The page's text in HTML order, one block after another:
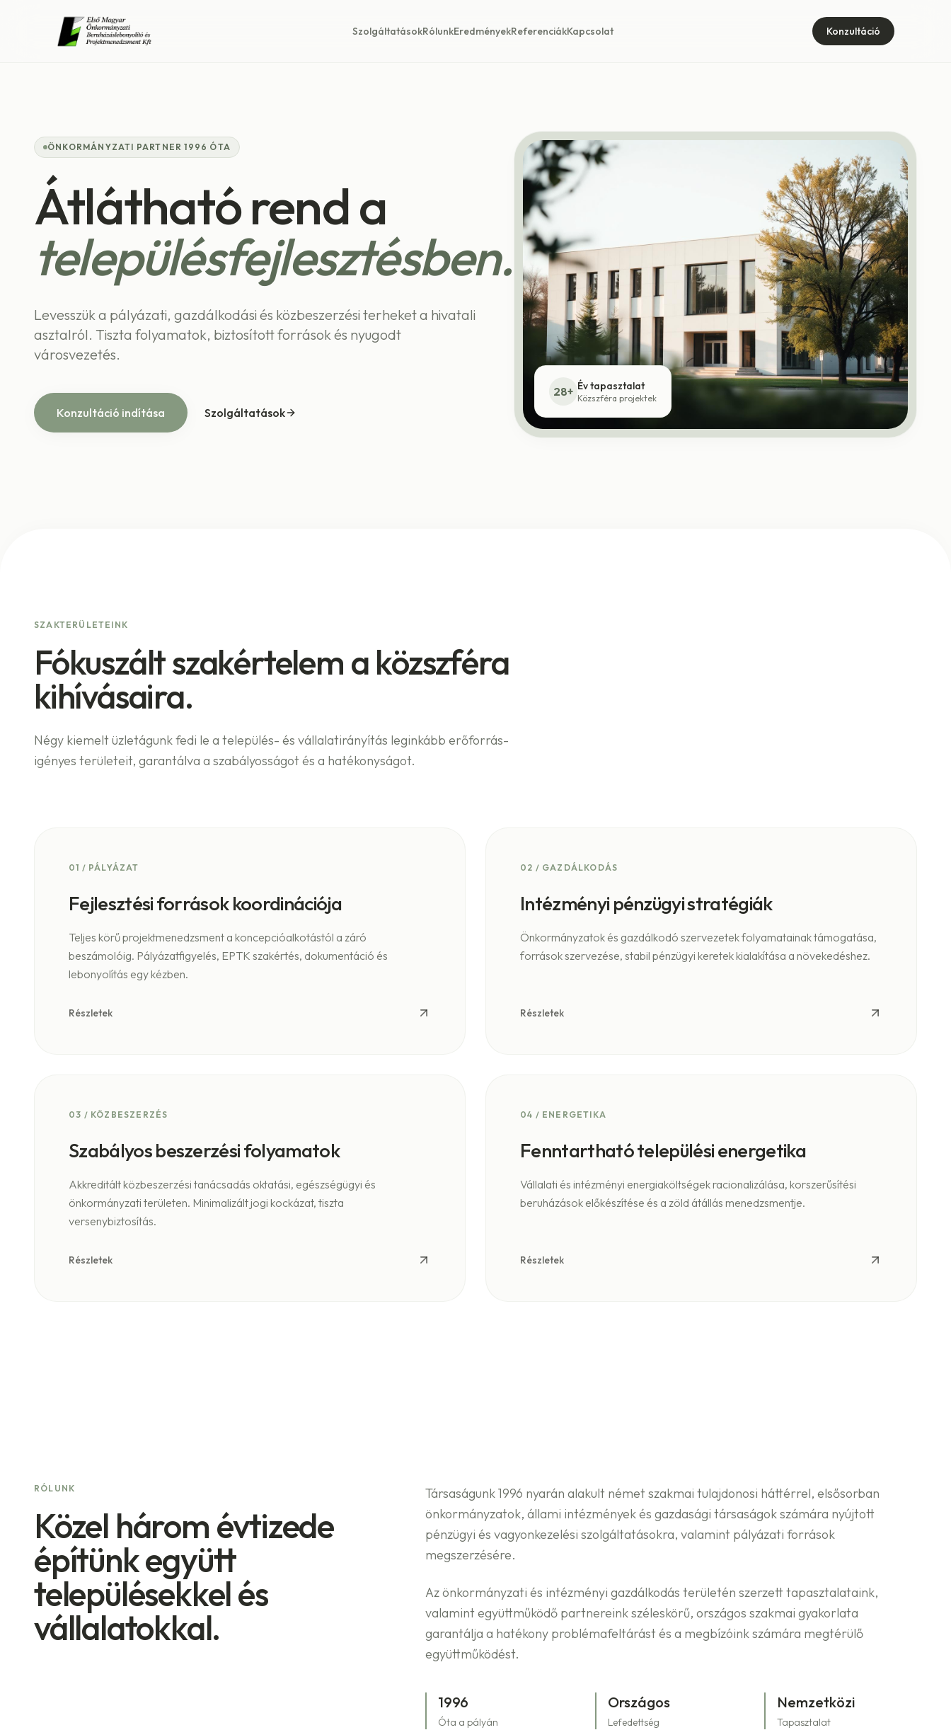
SzolgáltatásokRólunkEredményekReferenciákKapcsolat Konzultáció
ÖNKORMÁNYZATI PARTNER 1996 ÓTA
Átlátható rend a
településfejlesztésben.
Levesszük a pályázati, gazdálkodási és közbeszerzési terheket a hivatali
asztalról. Tiszta folyamatok, biztosított források és nyugodt
városvezetés.
Konzultáció indítása Szolgáltatások
28+ Év tapasztalat
Közszféra projektek
SZAKTERÜLETEINK
Fókuszált szakértelem a közszféra
kihívásaira.
Négy kiemelt üzletágunk fedi le a település- és vállalatirányítás leginkább erőforrás-
igényes területeit, garantálva a szabályosságot és a hatékonyságot.
01 / PÁLYÁZAT
Fejlesztési források koordinációja
Teljes körű projektmenedzsment a koncepcióalkotástól a záró
beszámolóig. Pályázatfigyelés, EPTK szakértés, dokumentáció és
lebonyolítás egy kézben.
Részletek
02 / GAZDÁLKODÁS
Intézményi pénzügyi stratégiák
Önkormányzatok és gazdálkodó szervezetek folyamatainak támogatása,
források szervezése, stabil pénzügyi keretek kialakítása a növekedéshez.
Részletek
03 / KÖZBESZERZÉS
Szabályos beszerzési folyamatok
Akkreditált közbeszerzési tanácsadás oktatási, egészségügyi és
önkormányzati területen. Minimalizált jogi kockázat, tiszta
versenybiztosítás.
Részletek
04 / ENERGETIKA
Fenntartható települési energetika
Vállalati és intézményi energiaköltségek racionalizálása, korszerűsítési
beruházások előkészítése és a zöld átállás menedzsmentje.
Részletek
RÓLUNK
Közel három évtizede
építünk együtt
településekkel és
vállalatokkal.
Társaságunk 1996 nyarán alakult német szakmai tulajdonosi háttérrel, elsősorban
önkormányzatok, állami intézmények és gazdasági társaságok számára nyújtott
pénzügyi és vagyonkezelési szolgáltatásokra, valamint pályázati források
megszerzésére.
Az önkormányzati és intézményi gazdálkodás területén szerzett tapasztalataink,
valamint együttműködő partnereink széleskörű, országos szakmai gyakorlata
garantálja a hatékony problémafeltárást és a megbízóink számára megtérülő
együttműködést.
1996
Óta a pályán
Országos
Lefedettség
Nemzetközi
Tapasztalat